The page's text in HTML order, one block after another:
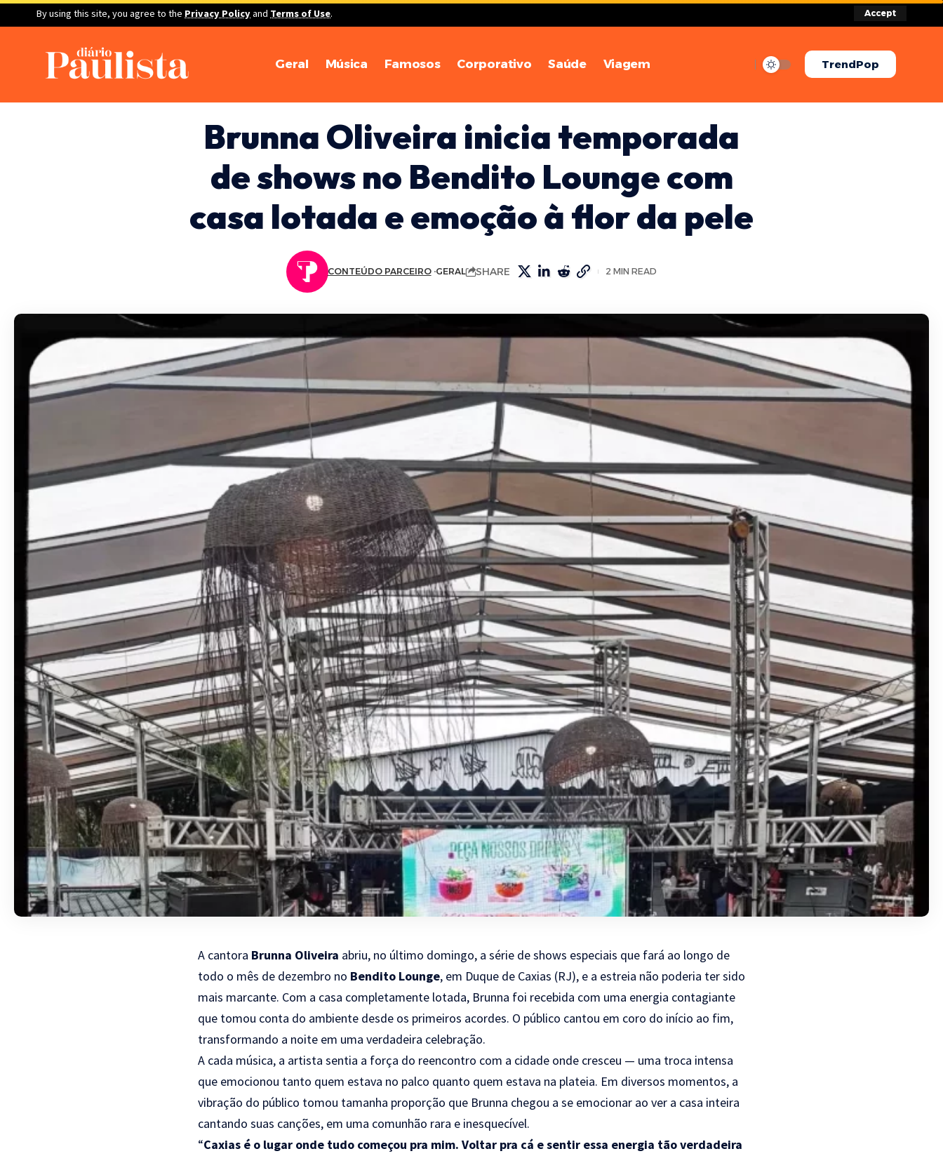
By using this site, you agree to the Privacy Policyand Terms of Use. Accept
Geral Música Famosos Corporativo Saúde Viagem TrendPop
Brunna Oliveira inicia temporada
de shows no Bendito Lounge com
casa lotada e emoção à flor da pele
CONTEÚDO PARCEIRO GERAL SHARE 2 MIN READ
A cantora Brunna Oliveira abriu, no último domingo, a série de shows especiais que fará ao longo de
todo o mês de dezembro no Bendito Lounge, em Duque de Caxias (RJ), e a estreia não poderia ter sido
mais marcante. Com a casa completamente lotada, Brunna foi recebida com uma energia contagiante
que tomou conta do ambiente desde os primeiros acordes. O público cantou em coro do início ao fim,
transformando a noite em uma verdadeira celebração.
A cada música, a artista sentia a força do reencontro com a cidade onde cresceu — uma troca intensa
que emocionou tanto quem estava no palco quanto quem estava na plateia. Em diversos momentos, a
vibração do público tomou tamanha proporção que Brunna chegou a se emocionar ao ver a casa inteira
cantando suas canções, em uma comunhão rara e inesquecível.
“Caxias é o lugar onde tudo começou pra mim. Voltar pra cá e sentir essa energia tão verdadeira